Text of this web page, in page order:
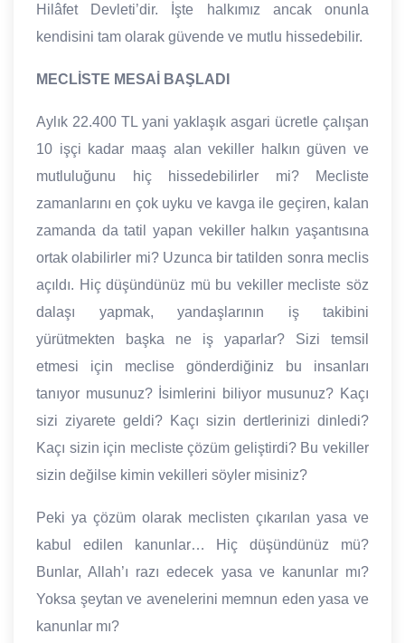
Hilâfet Devleti’dir. İşte halkımız ancak onunla
kendisini tam olarak güvende ve mutlu hissedebilir.
MECLİSTE MESAİ BAŞLADI
Aylık 22.400 TL yani yaklaşık asgari ücretle çalışan
10 işçi kadar maaş alan vekiller halkın güven ve
mutluluğunu hiç hissedebilirler mi? Mecliste
zamanlarını en çok uyku ve kavga ile geçiren, kalan
zamanda da tatil yapan vekiller halkın yaşantısına
ortak olabilirler mi? Uzunca bir tatilden sonra meclis
açıldı. Hiç düşündünüz mü bu vekiller mecliste söz
dalaşı yapmak, yandaşlarının iş takibini
yürütmekten başka ne iş yaparlar? Sizi temsil
etmesi için meclise gönderdiğiniz bu insanları
tanıyor musunuz? İsimlerini biliyor musunuz? Kaçı
sizi ziyarete geldi? Kaçı sizin dertlerinizi dinledi?
Kaçı sizin için mecliste çözüm geliştirdi? Bu vekiller
sizin değilse kimin vekilleri söyler misiniz?
Peki ya çözüm olarak meclisten çıkarılan yasa ve
kabul edilen kanunlar… Hiç düşündünüz mü?
Bunlar, Allah’ı razı edecek yasa ve kanunlar mı?
Yoksa şeytan ve avenelerini memnun eden yasa ve
kanunlar mı?